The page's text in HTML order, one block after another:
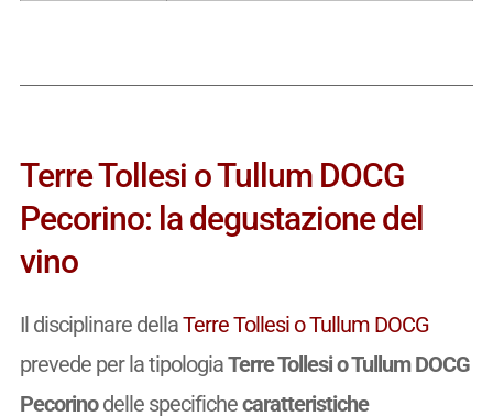
Terre Tollesi o Tullum DOCG
Pecorino: la degustazione del
vino
Il disciplinare dellaTerre Tollesi o Tullum DOCG
prevede per la tipologiaTerre Tollesi o Tullum DOCG
Pecorinodelle specifichecaratteristiche